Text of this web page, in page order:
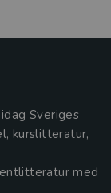
Sveriges
kurslitteratur,
med